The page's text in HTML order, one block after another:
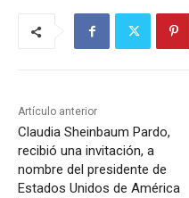
Artículo anterior
Claudia Sheinbaum Pardo,
recibió una invitación, a
nombre del presidente de
Estados Unidos de América